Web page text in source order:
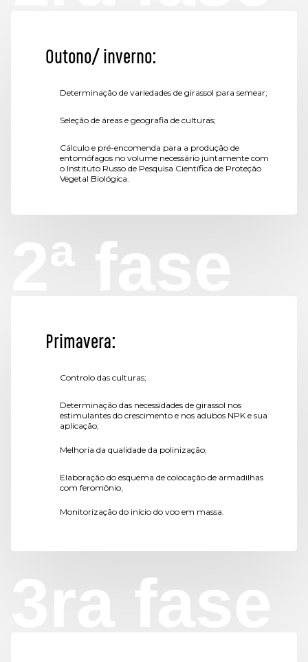
Outono/ inverno:
Determinação de variedades de girassol para semear;
Seleção de áreas e geografia de culturas;
Cálculo e pré-encomenda para a produção de
entomófagos no volume necessário juntamente com
o Instituto Russo de Pesquisa Científica de Proteção
Vegetal Biológica.
2ª fase
Primavera:
Controlo das culturas;
Determinação das necessidades de girassol nos
estimulantes do crescimento e nos adubos NPK e sua
aplicação;
Melhoria da qualidade da polinização;
Elaboração do esquema de colocação de armadilhas
com feromônio,
Monitorização do início do voo em massa.
3ra fase